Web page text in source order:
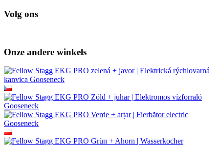
Volg ons
Onze andere winkels